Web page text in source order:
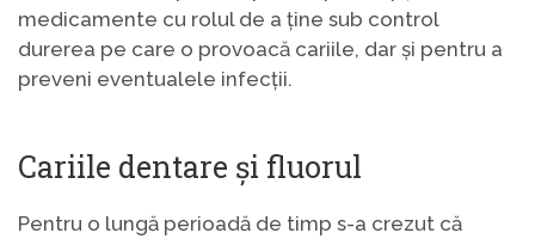
medicamente cu rolul de a ține sub control
durerea pe care o provoacă cariile, dar și pentru a
preveni eventualele infecții.
Cariile dentare și fluorul
Pentru o lungă perioadă de timp s-a crezut că